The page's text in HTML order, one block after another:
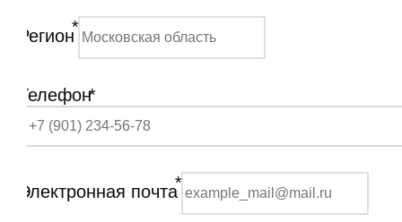
Регион*
Телефон*
Электронная почта*